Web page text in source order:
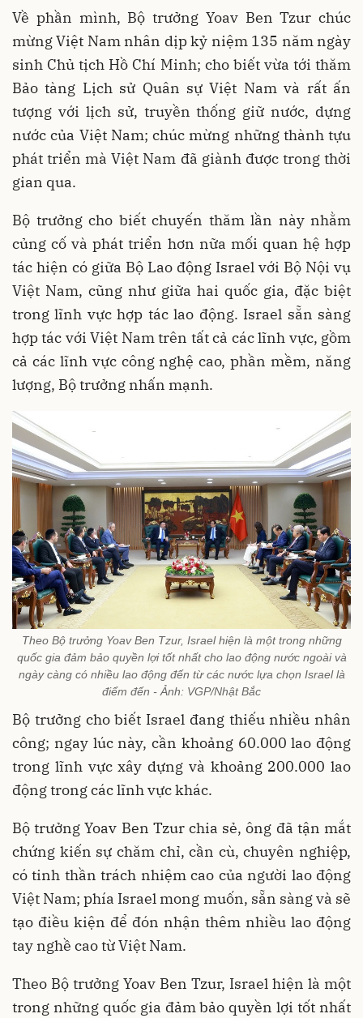
Về phần mình, Bộ trưởng Yoav Ben Tzur chúc
mừng Việt Nam nhân dịp kỷ niệm 135 năm ngày
sinh Chủ tịch Hồ Chí Minh; cho biết vừa tới thăm
Bảo tàng Lịch sử Quân sự Việt Nam và rất ấn
tượng với lịch sử, truyền thống giữ nước, dựng
nước của Việt Nam; chúc mừng những thành tựu
phát triển mà Việt Nam đã giành được trong thời
gian qua.
Bộ trưởng cho biết chuyến thăm lần này nhằm
củng cố và phát triển hơn nữa mối quan hệ hợp
tác hiện có giữa Bộ Lao động Israel với Bộ Nội vụ
Việt Nam, cũng như giữa hai quốc gia, đặc biệt
trong lĩnh vực hợp tác lao động. Israel sẵn sàng
hợp tác với Việt Nam trên tất cả các lĩnh vực, gồm
cả các lĩnh vực công nghệ cao, phần mềm, năng
lượng, Bộ trưởng nhấn mạnh.
Theo Bộ trưởng Yoav Ben Tzur, Israel hiện là một trong những
quốc gia đảm bảo quyền lợi tốt nhất cho lao động nước ngoài và
ngày càng có nhiều lao động đến từ các nước lựa chọn Israel là
điểm đến - Ảnh: VGP/Nhật Bắc
Bộ trưởng cho biết Israel đang thiếu nhiều nhân
công; ngay lúc này, cần khoảng 60.000 lao động
trong lĩnh vực xây dựng và khoảng 200.000 lao
động trong các lĩnh vực khác.
Bộ trưởng Yoav Ben Tzur chia sẻ, ông đã tận mắt
chứng kiến sự chăm chỉ, cần cù, chuyên nghiệp,
có tinh thần trách nhiệm cao của người lao động
Việt Nam; phía Israel mong muốn, sẵn sàng và sẽ
tạo điều kiện để đón nhận thêm nhiều lao động
tay nghề cao từ Việt Nam.
Theo Bộ trưởng Yoav Ben Tzur, Israel hiện là một
trong những quốc gia đảm bảo quyền lợi tốt nhất